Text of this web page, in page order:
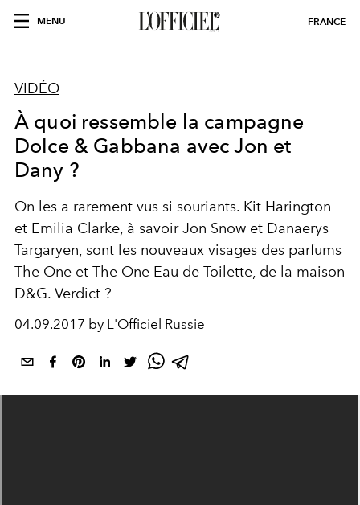
MENU FRANCE
VIDÉO
À quoi ressemble la campagne
Dolce & Gabbana avec Jon et
Dany ?
On les a rarement vus si souriants. Kit Harington
et Emilia Clarke, à savoir Jon Snow et Danaerys
Targaryen, sont les nouveaux visages des parfums
The One et The One Eau de Toilette, de la maison
D&G. Verdict ?
04.09.2017 by L'Officiel Russie